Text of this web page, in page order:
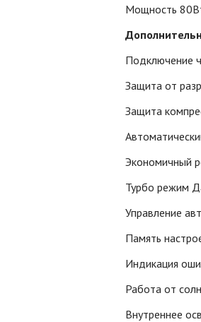
Мощность
Подключение
Защита от
Защита
Экономичный
Турбо режим
Управление
Память
Индикация
Работа от
Внутреннее